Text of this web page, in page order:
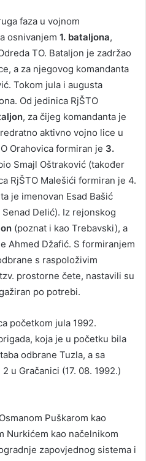
faza u vojnom
osnivanjem 1. bataljona,
TO. Bataljon je zadržao
a za njegovog komandanta
Tokom jula i augusta
Od jedinica RjŠTO
, za čijeg komandanta je
aktivno vojno lice u
Orahovica formiran je 3.
Smajl Oštraković (također
RjŠTO Malešići formiran je 4.
je imenovan Esad Bašić
Delić). Iz rejonskog
(poznat i kao Trebavski), a
Ahmed Džafić. S formiranjem
s raspoloživim
prostorne čete, nastavili su
po potrebi.
početkom jula 1992.
koja je u početku bila
odbrane Tuzla, a sa
u Gračanici (17. 08. 1992.)
Puškarom kao
Nurkićem kao načelnikom
zapovjednog sistema i